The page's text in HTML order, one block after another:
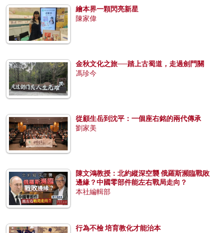
繪本界一顆閃亮新星
陳家偉
金秋文化之旅──踏上古蜀道，走過劍門關
馮珍今
從顧生岳到沈平：一個座右銘的兩代傳承
劉家美
陳文鴻教授：北約縱深空襲 俄羅斯瀕臨戰敗
邊緣？中國零部件能左右戰局走向？
本社編輯部
行為不檢 培育教化才能治本